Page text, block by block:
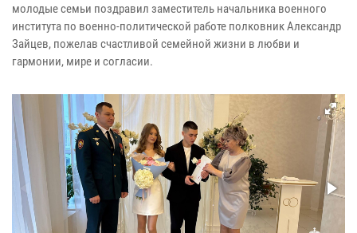
молодые семьи поздравил заместитель начальника военного
института по военно-политической работе полковник Александр
Зайцев, пожелав счастливой семейной жизни в любви и
гармонии, мире и согласии.